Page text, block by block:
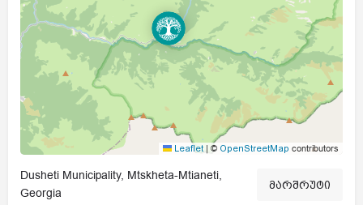
Leaflet | © OpenStreetMap contributors
Dusheti Municipality, Mtskheta-Mtianeti,
Georgia
მარშრუტი